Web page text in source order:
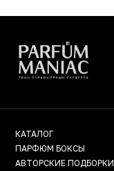
КАТАЛОГ
ПАРФЮМ БОКСЫ
АВТОРСКИЕ ПОДБОРКИ